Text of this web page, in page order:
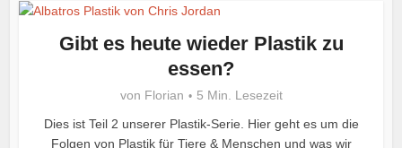
Gibt es heute wieder Plastik zu
essen?
von Florian
5 Min. Lesezeit
Dies ist Teil 2 unserer Plastik-Serie. Hier geht es um die
Folgen von Plastik für Tiere & Menschen und was wir